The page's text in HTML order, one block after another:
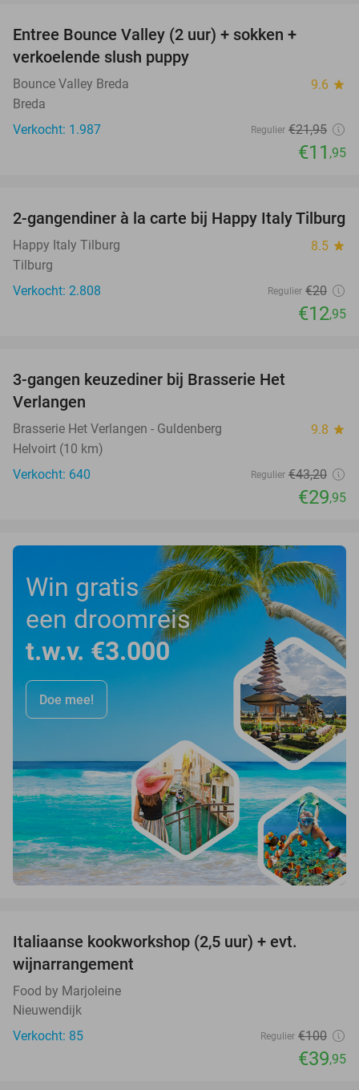
Entree Bounce Valley (2 uur) + sokken +
verkoelende slush puppy
Bounce Valley Breda 9.6 star
Breda
Verkocht: 1.987
Regulier €21,95
€11 ,95
35%
2-gangendiner à la carte bij Happy Italy Tilburg
Happy Italy Tilburg 8.5 star
Tilburg
Verkocht: 2.808
Regulier €20
€12,95
3-gangen keuzediner bij Brasserie Het
Verlangen
Brasserie Het Verlangen - Guldenberg 9.8 star
Helvoirt (10 km)
Verkocht: 640
Regulier €43,20
€29,95
Win gratis
een droomreis
t.w.v. €3.000
Doe mee!
Italiaanse kookworkshop (2,5 uur) + evt.
wijnarrangement
Food by Marjoleine
Nieuwendijk
Verkocht: 85
Regulier €100
€39,95